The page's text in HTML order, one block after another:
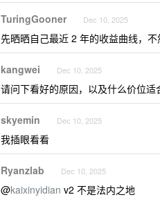
TuringGooner Dec 10, 2025
先晒晒自己最近 2 年的收益曲线，
kangwei Dec 10, 2025
请问下看好的原因，以及什么价位适
skyemin Dec 10, 2025
我插眼看看
Ryanzlab Dec 10, 2025
@kaixinyidian v2 不是法内之地